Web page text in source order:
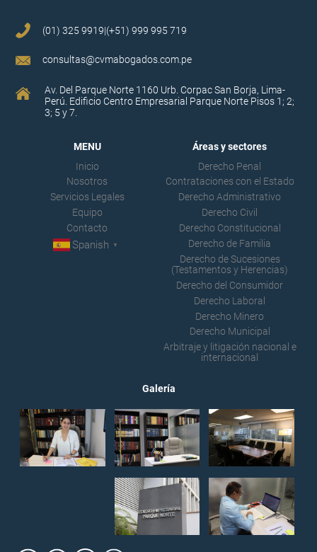
Derecho Civil: Personas,
bienes, sucesiones,
testamentos y
(01) 325 9919|(+51) 999 995 719
consultas@cvmabogados.com.pe
Av. Del Parque Norte 1160 Urb. Corpac San Borja, Lima-
Perú. Edificio Centro Empresarial Parque Norte Pisos 1; 2;
3; 5 y 7.
MENU
Inicio
Nosotros
Servicios Legales
Equipo
Contacto
Spanish ▼
Áreas y sectores
Derecho Penal
Contrataciones con el Estado
Derecho Administrativo
Derecho Civil
Derecho Constitucional
Derecho de Familia
Derecho de Sucesiones
(Testamentos y Herencias)
Derecho del Consumidor
Derecho Laboral
Derecho Minero
Derecho Municipal
Arbitraje y litigación nacional e
internacional
Galería